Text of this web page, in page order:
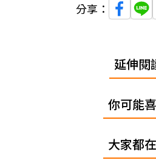
分享：
延伸閱
你可能
大家都